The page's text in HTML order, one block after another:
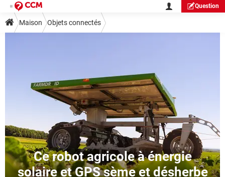
Question
Maison Objets connectés
Ce robot agricole à énergie
solaire et GPS sème et désherbe